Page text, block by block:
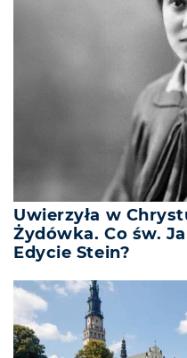
Uwierzyła w
Żydówka. Co św.
Edycie Stein?